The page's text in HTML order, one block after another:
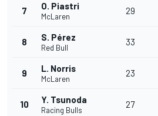
7 O. Piastri
McLaren
29
8 S. Pérez
Red Bull
33
9 L. Norris
McLaren
23
10 Y. Tsunoda
Racing Bulls
27